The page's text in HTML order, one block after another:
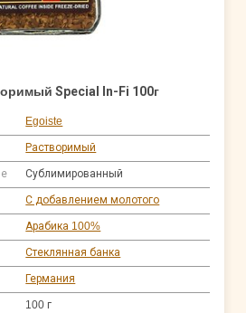
Special In-Fi 100г
Egoiste
Растворимый
Сублимированный
С добавлением молотого
Арабика 100%
Стеклянная банка
Германия
100 г